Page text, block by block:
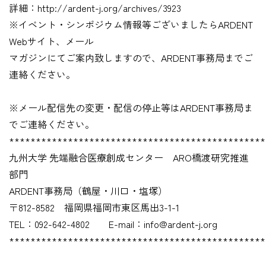
詳細：http://ardent-j.org/archives/3923
※イベント・シンポジウム情報等ございましたらARDENT
Webサイト、メール
マガジンにてご案内致しますので、ARDENT事務局までご
連絡ください。
※メール配信先の変更・配信の停止等はARDENT事務局ま
でご連絡ください。
************************************************
九州大学 先端融合医療創成センター ARO橋渡研究推進
部門
ARDENT事務局（鶴屋・川口・塩塚）
〒812-8582 福岡県福岡市東区馬出3-1-1
TEL：092-642-4802 E-mail：info@ardent-j.org
************************************************